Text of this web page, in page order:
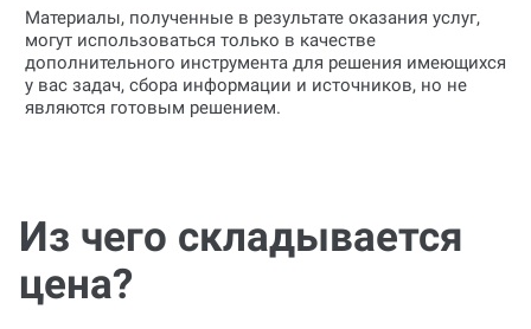
Материалы, полученные в результате оказания услуг,
могут использоваться только в качестве
дополнительного инструмента для решения имеющихся
у вас задач, сбора информации и источников, но не
являются готовым решением.
Из чего складывается
цена?